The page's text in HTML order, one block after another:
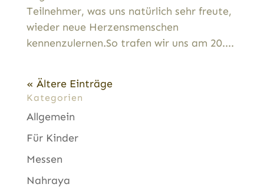
Teilnehmer, was uns natürlich sehr freute,
wieder neue Herzensmenschen
kennenzulernen.So trafen wir uns am 20....
« Ältere Einträge
Kategorien
Allgemein
Für Kinder
Messen
Nahraya